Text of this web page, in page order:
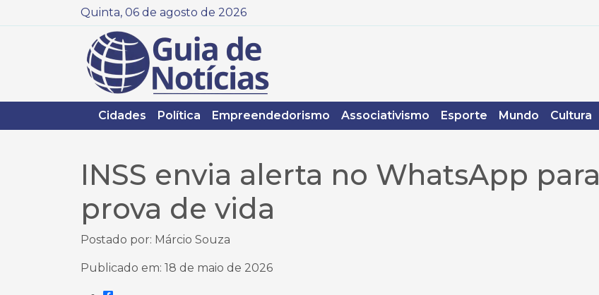
Quinta, 06 de agosto de 2026
Cidades Política Empreendedorismo Associativismo Esporte Mundo Cultura
INSS envia alerta no WhatsApp para
prova de vida
Postado por: Márcio Souza
Publicado em: 18 de maio de 2026